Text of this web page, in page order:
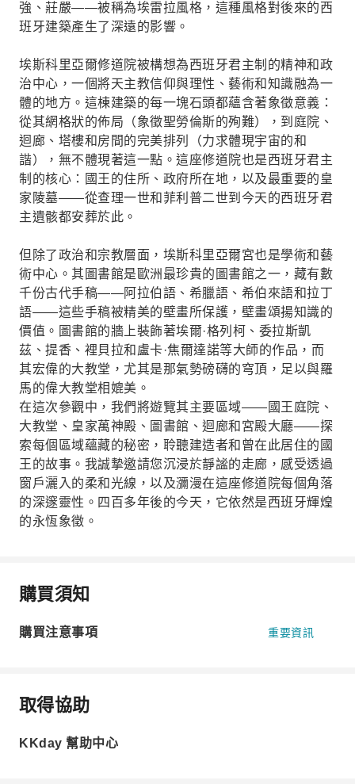
強、莊嚴——被稱為埃雷拉風格，這種風格對後來的西
班牙建築產生了深遠的影響。
埃斯科里亞爾修道院被構想為西班牙君主制的精神和政
治中心，一個將天主教信仰與理性、藝術和知識融為一
體的地方。這棟建築的每一塊石頭都蘊含著象徵意義：
從其網格狀的佈局（象徵聖勞倫斯的殉難），到庭院、
迴廊、塔樓和房間的完美排列（力求體現宇宙的和
諧），無不體現著這一點。這座修道院也是西班牙君主
制的核心：國王的住所、政府所在地，以及最重要的皇
家陵墓——從查理一世和菲利普二世到今天的西班牙君
主遺骸都安葬於此。
但除了政治和宗教層面，埃斯科里亞爾宮也是學術和藝
術中心。其圖書館是歐洲最珍貴的圖書館之一，藏有數
千份古代手稿——阿拉伯語、希臘語、希伯來語和拉丁
語——這些手稿被精美的壁畫所保護，壁畫頌揚知識的
價值。圖書館的牆上裝飾著埃爾·格列柯、委拉斯凱
茲、提香、裡貝拉和盧卡·焦爾達諾等大師的作品，而
其宏偉的大教堂，尤其是那氣勢磅礴的穹頂，足以與羅
馬的偉大教堂相媲美。
在這次參觀中，我們將遊覽其主要區域——國王庭院、
大教堂、皇家萬神殿、圖書館、迴廊和宮殿大廳——探
索每個區域蘊藏的秘密，聆聽建造者和曾在此居住的國
王的故事。我誠摯邀請您沉浸於靜謐的走廊，感受透過
窗戶灑入的柔和光線，以及瀰漫在這座修道院每個角落
的深邃靈性。四百多年後的今天，它依然是西班牙輝煌
的永恆象徵。
購買須知
購買注意事項 重要資訊
取得協助
KKday 幫助中心